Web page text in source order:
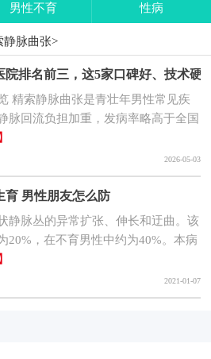
男性不育 性病
静脉曲张>
排名前三，这5家口碑好、技术硬
精索静脉曲张是青壮年男性常见疾
脉回流负担加重，发病率略高于全国
2026-05-03
育 男性朋友怎么防
静脉丛的异常扩张、伸长和迂曲。该
20%，在不育男性中约为40%。本病
2021-01-07